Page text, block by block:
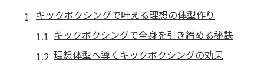
キックボクシングで叶える理想の体型作り
キックボクシングで全身を引き締める秘訣
理想体型へ導くキックボクシングの効果